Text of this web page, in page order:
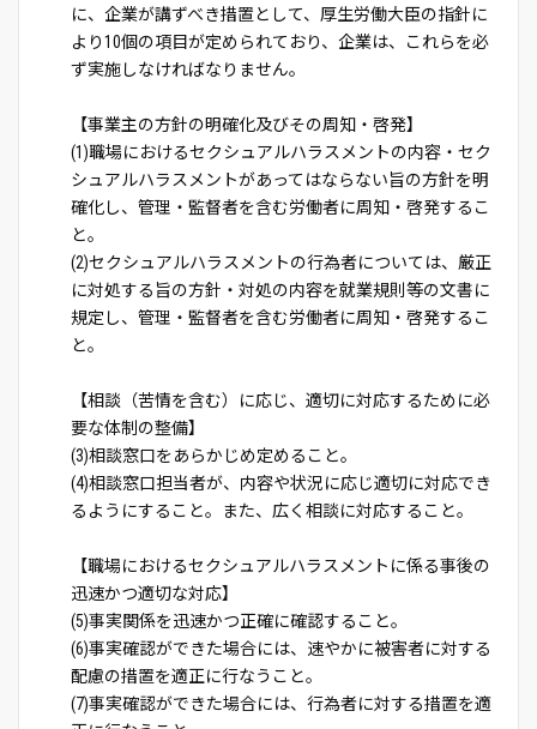
に、企業が講ずべき措置として、厚生労働大臣の指針に
より10個の項目が定められており、企業は、これらを必
ず実施しなければなりません。
【事業主の方針の明確化及びその周知・啓発】
(1)職場におけるセクシュアルハラスメントの内容・セク
シュアルハラスメントがあってはならない旨の方針を明
確化し、管理・監督者を含む労働者に周知・啓発するこ
と。
(2)セクシュアルハラスメントの行為者については、厳正
に対処する旨の方針・対処の内容を就業規則等の文書に
規定し、管理・監督者を含む労働者に周知・啓発するこ
と。
【相談（苦情を含む）に応じ、適切に対応するために必
要な体制の整備】
(3)相談窓口をあらかじめ定めること。
(4)相談窓口担当者が、内容や状況に応じ適切に対応でき
るようにすること。また、広く相談に対応すること。
【職場におけるセクシュアルハラスメントに係る事後の
迅速かつ適切な対応】
(5)事実関係を迅速かつ正確に確認すること。
(6)事実確認ができた場合には、速やかに被害者に対する
配慮の措置を適正に行なうこと。
(7)事実確認ができた場合には、行為者に対する措置を適